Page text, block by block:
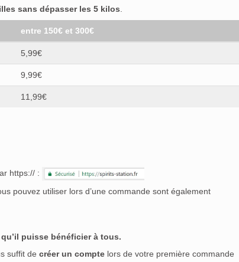
sans dépasser les 5 kilos
entre 150€ et 300€
5,99€
9,99€
11,99€
https:// :
pouvez utiliser lors d’une commande sont également
puisse bénéficier à tous.
suffit de créer un compte lors de votre première commande